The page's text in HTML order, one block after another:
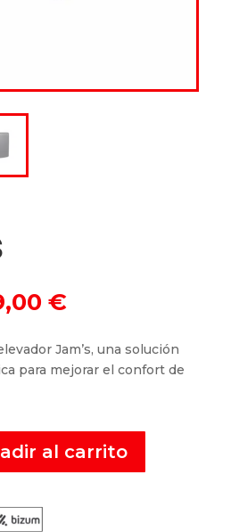
€.
€El
actual
es:
49,00 €.
Jam’s, una solución
para mejorar el confort de
al carrito